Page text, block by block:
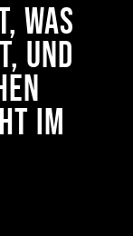
was
und
im